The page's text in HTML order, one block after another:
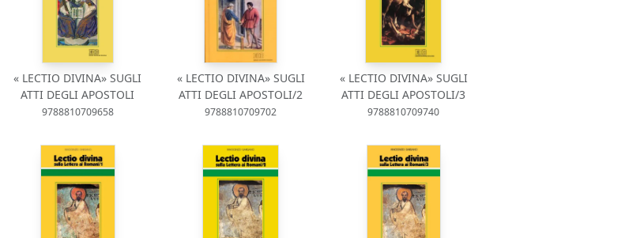
« LECTIO DIVINA» SUGLI
ATTI DEGLI APOSTOLI
9788810709658
« LECTIO DIVINA» SUGLI
ATTI DEGLI APOSTOLI/2
9788810709702
« LECTIO DIVINA» SUGLI
ATTI DEGLI APOSTOLI/3
9788810709740